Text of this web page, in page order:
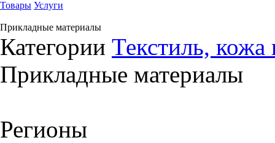
Товары Услуги
Прикладные материалы
Категории Текстиль, кожа
Прикладные материалы
Регионы